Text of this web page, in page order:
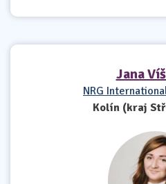
Jana
NRG
Kolín (kraj